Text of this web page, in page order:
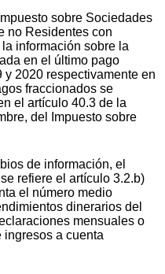
sobre Sociedades
no Residentes con
información sobre la
en el último pago
2020 respectivamente en
fraccionados se
el artículo 40.3 de la
del Impuesto sobre
de información, el
refiere el artículo 3.2.b)
el número medio
dinerarios del
mensuales o
ingresos a cuenta